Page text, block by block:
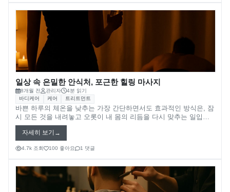
사우나, 찜질방, 온천, 그리고 호텔 스파는 단순한 시설을 넘어 지친
일상에 깊은 위로와 재충전을 선물하는 특별한 공간으로 자리 잡았
습니다. 각 장르는 고유한 매력과 장점을 가지고 있어, 개개인의 취
향과 필요에 맞춰 선택하는 즐거움을 선사합니다.
일상 속 은밀한 안식처, 포근한 힐링 마사지
8개월 전 관리자
4분 읽기
바디케어
케어 트리트먼트
바쁜 하루의 체온을 낮추는 가장 간단하면서도 효과적인 방식은, 잠
시 모든 것을 내려놓고 오롯이 내 몸의 리듬을 다시 맞추는 일입니
다. 조도가 낮게 조절된 아늑한 방에서, 전문가의 손길이 전해지는
섬세한 압력과 편안한 호흡이 맞물리는 순간, 일상의 긴장으로 굳었
던 어깨와 마음이 동시에 부드럽게 이완됩니다. 이러한 치유의 시간
은 단순히 육체적인 피로를 해소하는 것을 넘어, 흐트러진 심신의
서도 특히, 부드러운 오일을 사용하여 긴 스트로크와 원형 동작으로
근육을 이완시키는 스웨디시 마사지는 깊은 휴식과 스트레스 해소
에 탁월하며, 편안함 속에서 몸의 이완을 최대로 끌어냅니다.
자세히 보기
4.7k 조회 100 좋아요 1 댓글